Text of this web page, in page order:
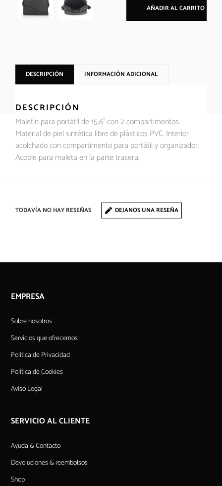
AÑADIR AL CARRITO
DESCRIPCIÓN INFORMACIÓN ADICIONAL
DESCRIPCIÓN
Maletín para portátil de 15,6´´ con 2 compartimentos.
Material de piel sintética libre de plásticos PVC. Interior
acolchado con compartimento para portátil y organizador.
Acople para maleta en la parte trasera.
TODAVÍA NO HAY RESEÑAS DEJANOS UNA RESEÑA
EMPRESA
Sobre nosotros
Servicios que ofrecemos
Política de Privacidad
Política de Cookies
Aviso Legal
SERVICIO AL CLIENTE
Ayuda & Contacto
Devoluciones & reembolsos
Shop